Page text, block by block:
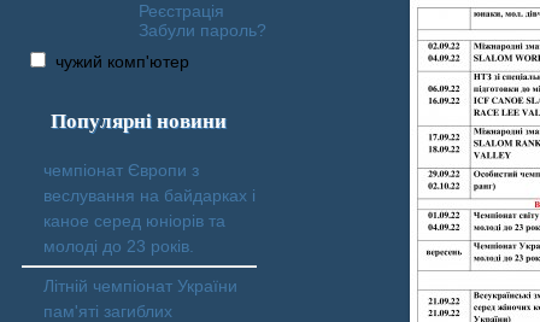
Реєстрація
Забули пароль?
чужий комп'ютер
Популярні новини
чемпіонат Європи з
веслування на байдарках і
каное серед юніорів та
молоді до 23 років.
Літній чемпіонат України
пам'яті загиблих